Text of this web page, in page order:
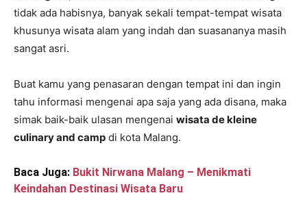
tidak ada habisnya, banyak sekali tempat-tempat wisata
khusunya wisata alam yang indah dan suasananya masih
sangat asri.
Buat kamu yang penasaran dengan tempat ini dan ingin
tahu informasi mengenai apa saja yang ada disana, maka
simak baik-baik ulasan mengenai wisata de kleine
culinary and camp di kota Malang.
Baca Juga: Bukit Nirwana Malang – Menikmati
Keindahan Destinasi Wisata Baru